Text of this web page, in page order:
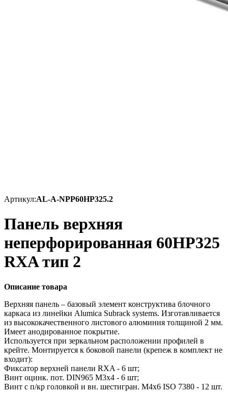
Артикул:AL-A-NPP60HP325.2
Панель верхняя
неперфорированная 60HP325
RXA тип 2
Описание товара
Верхняя панель – базовый элемент конструктива блочного
каркаса из линейки Alumica Subrack systems. Изготавливается
из высококачественного листового алюминия толщиной 2 мм.
Имеет анодированное покрытие.
Используется при зеркальном расположении профилей в
крейте. Монтируется к боковой панели (крепеж в комплект не
входит):
Фиксатор верхней панели RXA - 6 шт;
Винт оцинк. пот. DIN965 М3х4 - 6 шт;
Винт с п/кр головкой и вн. шестигран. М4x6 ISO 7380 - 12 шт.